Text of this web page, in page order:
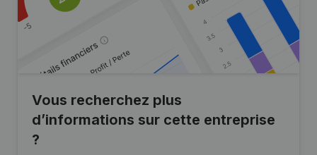
Vous recherchez plus
d’informations sur cette entreprise
?